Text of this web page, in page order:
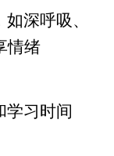
深呼吸、
情绪
学习时间